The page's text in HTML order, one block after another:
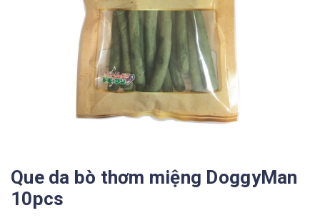
Que da bò thơm miệng DoggyMan
10pcs